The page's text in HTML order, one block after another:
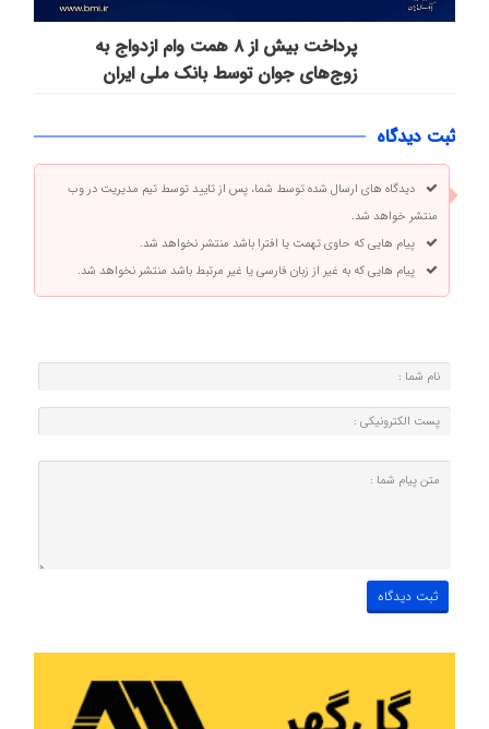
پرداخت بیش از ۸ همت وام ازدواج به
زوج‌های جوان توسط بانک ملی ایران
ثبت دیدگاه
دیدگاه های ارسال شده توسط شما، پس از تایید توسط تیم مدیریت در وب
منتشر خواهد شد.
پیام هایی که حاوی تهمت یا افترا باشد منتشر نخواهد شد.
پیام هایی که به غیر از زبان فارسی یا غیر مرتبط باشد منتشر نخواهد شد.